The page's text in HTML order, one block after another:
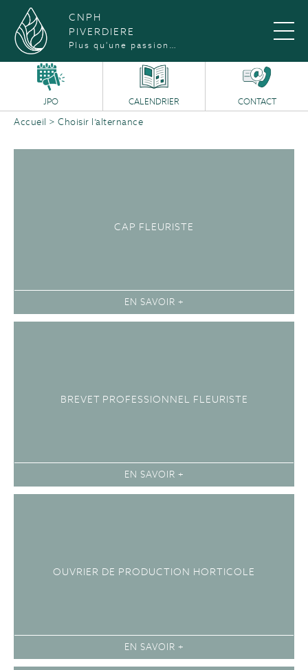
CNPH
PIVERDIERE
Plus qu'une passion…
JPO CALENDRIER CONTACT
Accueil > Choisir l’alternance
CAP FLEURISTE
EN SAVOIR +
BREVET PROFESSIONNEL FLEURISTE
EN SAVOIR +
OUVRIER DE PRODUCTION HORTICOLE
EN SAVOIR +